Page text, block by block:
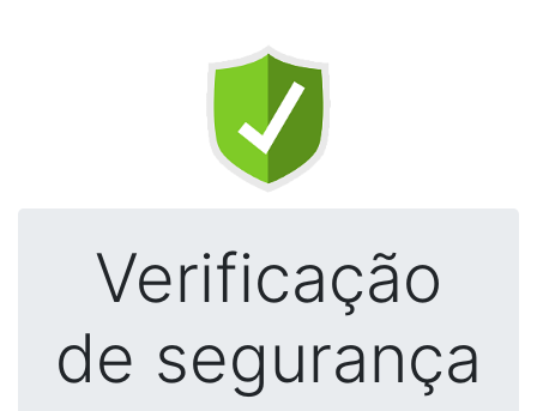
Verificação
de segurança